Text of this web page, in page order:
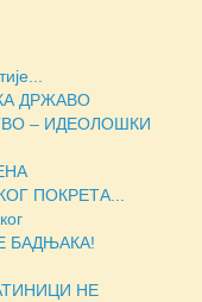
ДРЖАВО
– ИДЕОЛОШКИ
ПОКРЕТА...
БАДЊАКА!
НЕ